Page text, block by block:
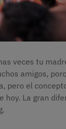
veces tu
amigos,
pero el
hoy. La gran